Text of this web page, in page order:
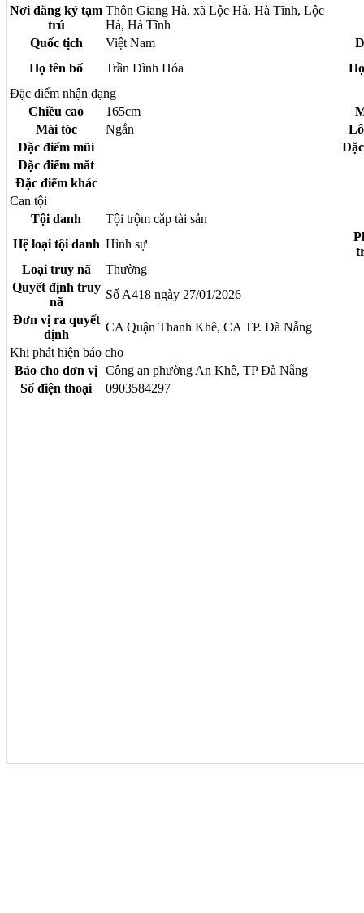
Nơi đăng ký tạm
trú
Thôn Giang Hà, xã Lộc Hà, Hà Tĩnh, Lộc
Hà, Hà Tĩnh
Quốc tịch
Việt Nam
Họ tên bố
Trần Đình Hóa
Đặc điểm nhận dạng
Chiều cao
165cm
Mái tóc
Ngắn
Đặc điểm mũi
Đặc điểm mắt
Đặc điểm khác
Can tội
Tội danh
Tội trộm cắp tài sản
Hệ loại tội danh Hình sự
Loại truy nã
Thường
Quyết định truy
nã
Số A418 ngày 27/01/2026
Đơn vị ra quyết
định
CA Quận Thanh Khê, CA TP. Đà Nẵng
Khi phát hiện báo cho
Báo cho đơn vị Công an phường An Khê, TP Đà Nẵng
Số điện thoại
0903584297